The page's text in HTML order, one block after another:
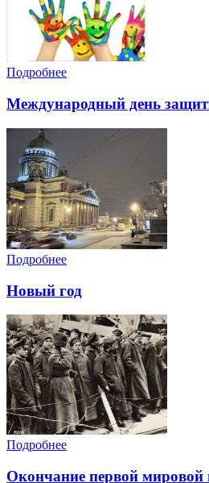
Подробнее
Международный день
Подробнее
Новый год
Подробнее
Окончание первой